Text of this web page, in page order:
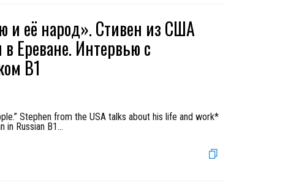
её народ». Стивен из США
Ереване. Интервью с
B1
Stephen from the USA talks about his life and work*
in Russian B1...